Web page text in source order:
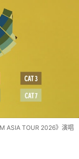
ASIA TOUR 2026》演唱